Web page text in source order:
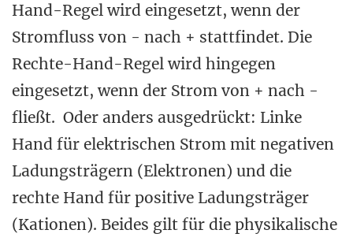
Hand-Regel wird eingesetzt, wenn der
Stromfluss von - nach + stattfindet. Die
Rechte-Hand-Regel wird hingegen
eingesetzt, wenn der Strom von + nach -
fließt. Oder anders ausgedrückt: Linke
Hand für elektrischen Strom mit negativen
Ladungsträgern (Elektronen) und die
rechte Hand für positive Ladungsträger
(Kationen). Beides gilt für die physikalische